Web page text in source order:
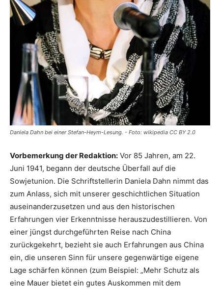
Daniela Dahn bei einer Stefan-Heym-Lesung. - Foto: wikipedia CC BY 2.0
Vorbemerkung der Redaktion: Vor 85 Jahren, am 22.
Juni 1941, begann der deutsche Überfall auf die
Sowjetunion. Die Schriftstellerin Daniela Dahn nimmt das
zum Anlass, sich mit unserer geschichtlichen Situation
auseinanderzusetzen und aus den historischen
Erfahrungen vier Erkenntnisse herauszudestillieren. Von
einer jüngst durchgeführten Reise nach China
zurückgekehrt, bezieht sie auch Erfahrungen aus China
ein, die unseren Sinn für unsere gegenwärtige eigene
Lage schärfen können (zum Beispiel: „Mehr Schutz als
eine Mauer bietet ein gutes Auskommen mit dem